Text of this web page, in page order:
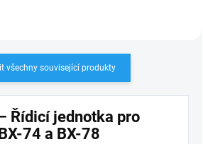
všechny související produkty
Řídicí jednotka pro
74 a BX-78